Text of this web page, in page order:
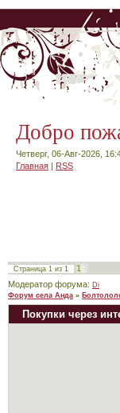
Добро
Четверг, 06-Авг-2026,
Главная | RSS
Страница 1 из 1
1
Модератор форума: Di
Форум села Анда »
Покупки через